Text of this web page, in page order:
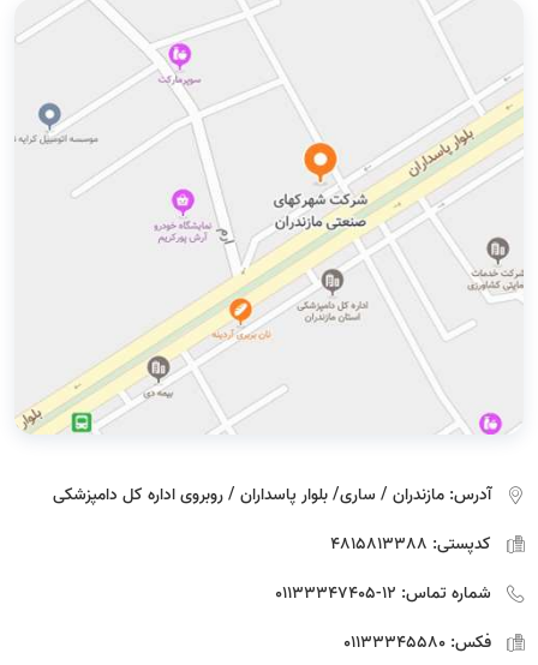
آدرس: مازندران / ساری/ بلوار پاسداران / روبروی اداره كل دامپزشكی
کدپستی: 4815813388
شماره تماس: 12-01133347405
فکس: 01133345580